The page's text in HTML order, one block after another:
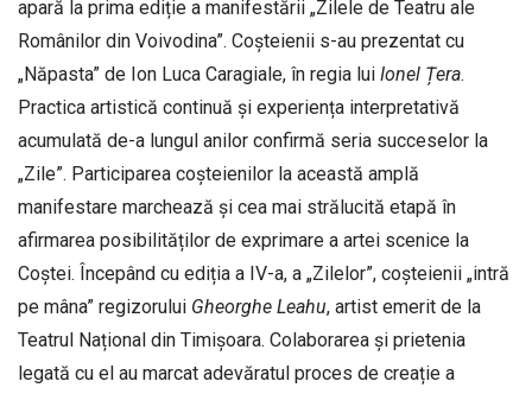
apară la prima ediție a manifestării „Zilele de Teatru ale
Românilor din Voivodina”. Coșteienii s-au prezentat cu
„Năpasta” de Ion Luca Caragiale, în regia lui Ionel Țera.
Practica artistică continuă și experiența interpretativă
acumulată de-a lungul anilor confirmă seria succeselor la
„Zile”. Participarea coșteienilor la această amplă
manifestare marchează și cea mai strălucită etapă în
afirmarea posibilităților de exprimare a artei scenice la
Coștei. Începând cu ediția a IV-a, a „Zilelor”, coșteienii „intră
pe mâna” regizorului Gheorghe Leahu, artist emerit de la
Teatrul Național din Timișoara. Colaborarea și prietenia
legată cu el au marcat adevăratul proces de creație a